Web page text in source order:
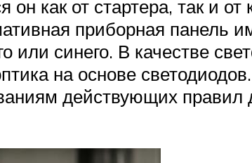
как от стартера, так и от
приборная панель
или синего. В качестве
на основе
действующих правил